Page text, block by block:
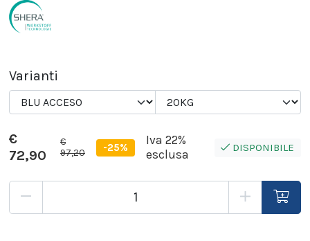
Varianti
€
72,90
€
97,20
-25%
Iva 22%
esclusa
DISPONIBILE